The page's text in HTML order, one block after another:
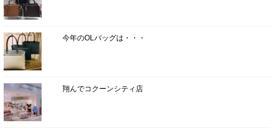
今年のOLバッグは・・・
翔んでコクーンシティ店